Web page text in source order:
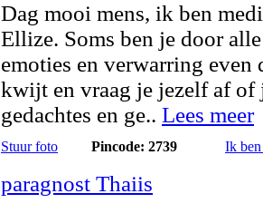
Dag mooi mens, ik ben
Ellize. Soms ben je door alle
emoties en verwarring even
kwijt en vraag je jezelf af of
gedachtes en ge.. Lees meer
Stuur foto Pincode: 2739 Ik
paragnost Thaiis